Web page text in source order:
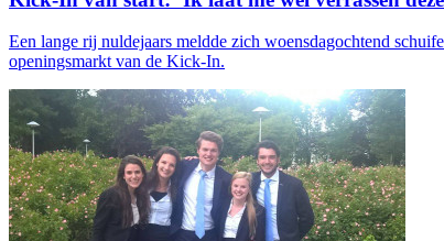
Een lange rij nuldejaars meldde zich woensdagochtend
openingsmarkt van de Kick-In.